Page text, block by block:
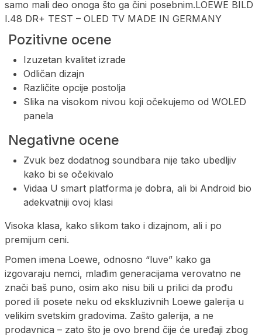
samo mali deo onoga što ga čini posebnim.LOEWE BILD
I.48 DR+ TEST – OLED TV MADE IN GERMANY
Pozitivne ocene
Izuzetan kvalitet izrade
Odličan dizajn
Različite opcije postolja
Slika na visokom nivou koji očekujemo od WOLED
panela
Negativne ocene
Zvuk bez dodatnog soundbara nije tako ubedljiv
kako bi se očekivalo
Vidaa U smart platforma je dobra, ali bi Android bio
adekvatniji ovoj klasi
Visoka klasa, kako slikom tako i dizajnom, ali i po
premijum ceni.
Pomen imena Loewe, odnosno “luve” kako ga
izgovaraju nemci, mlađim generacijama verovatno ne
znači baš puno, osim ako nisu bili u prilici da prođu
pored ili posete neku od ekskluzivnih Loewe galerija u
velikim svetskim gradovima. Zašto galerija, a ne
prodavnica – zato što je ovo brend čije će uređaji zbog